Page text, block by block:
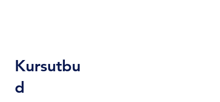
Kursutbu
d